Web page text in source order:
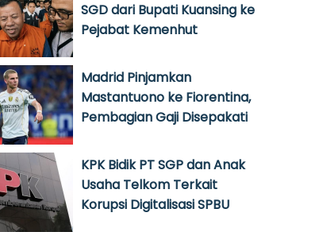
SGD dari Bupati Kuansing ke
Pejabat Kemenhut
Madrid Pinjamkan
Mastantuono ke Fiorentina,
Pembagian Gaji Disepakati
KPK Bidik PT SGP dan Anak
Usaha Telkom Terkait
Korupsi Digitalisasi SPBU